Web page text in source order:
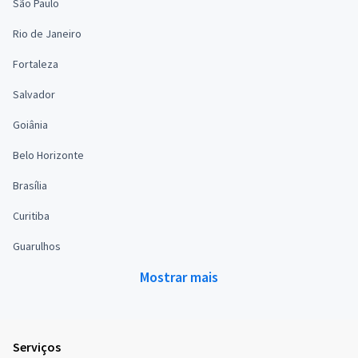
São Paulo
Rio de Janeiro
Fortaleza
Salvador
Goiânia
Belo Horizonte
Brasília
Curitiba
Guarulhos
Mostrar mais
Serviços